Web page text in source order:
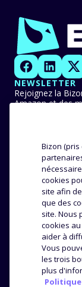
NEWSLETTER
Rejoignez la
Amazon et des
événements en
EXPERTISE
Méthodologie
Distribution
Analyse
ENTREPRISE
L’agence
Nos offres
Bizon (pris
cookies
site afin
que des
site. Nous
cookies
aider à
Vous
les trois
plus